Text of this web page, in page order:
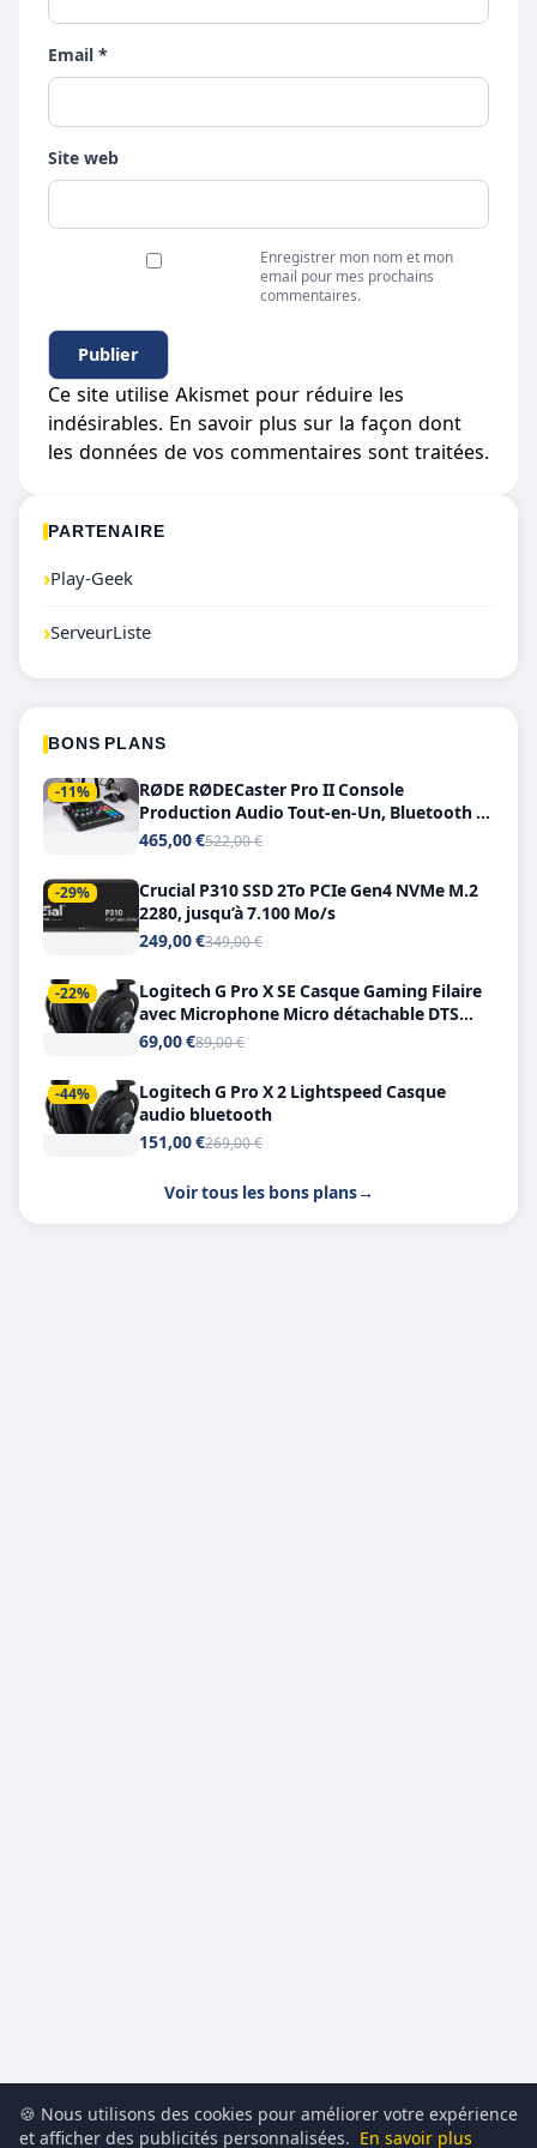
Email *
Site web
Enregistrer mon nom et mon
email pour mes prochains
commentaires.
Ce site utilise Akismet pour réduire les
indésirables. En savoir plus sur la façon dont
les données de vos commentaires sont traitées.
PARTENAIRE
›Play-Geek
›ServeurListe
BONS PLANS
-11%
RØDE RØDECaster Pro II Console
Production Audio Tout-en-Un, Bluetooth et
Double USB-C
465,00 €522,00 €
-29%
Crucial P310 SSD 2To PCIe Gen4 NVMe M.2
2280, jusqu’à 7.100 Mo/s
249,00 €349,00 €
-22%
Logitech G Pro X SE Casque Gaming Filaire
avec Microphone Micro détachable DTS
Headphone X 7.1
69,00 €89,00 €
-44%
Logitech G Pro X 2 Lightspeed Casque
audio bluetooth
151,00 €269,00 €
Voir tous les bons plans→
🍪 Nous utilisons des cookies pour améliorer votre expérience
et afficher des publicités personnalisées. En savoir plus